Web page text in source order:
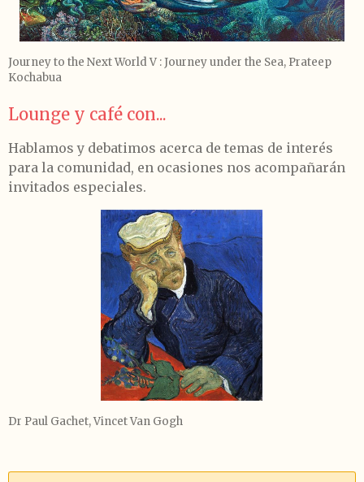
Journey to the Next World V : Journey under the Sea, Prateep
Kochabua
Lounge y café con...
Hablamos y debatimos acerca de temas de interés
para la comunidad, en ocasiones nos acompañarán
invitados especiales.
Dr Paul Gachet, Vincet Van Gogh